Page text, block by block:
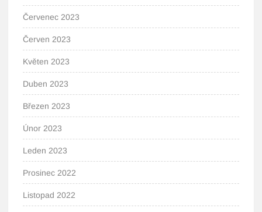
Červenec 2023
Červen 2023
Květen 2023
Duben 2023
Březen 2023
Únor 2023
Leden 2023
Prosinec 2022
Listopad 2022